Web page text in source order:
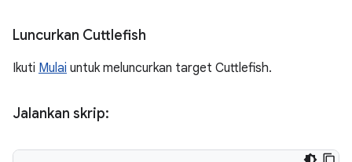
Luncurkan Cuttlefish
Ikuti Mulai untuk meluncurkan target Cuttlefish.
Jalankan skrip: